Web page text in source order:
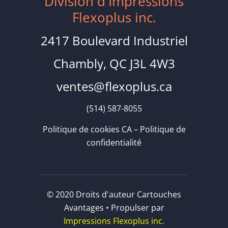
Flexoplus inc.
2417 Boulevard Industriel
Chambly, QC J3L 4W3
ventes@flexoplus.ca
(514) 587-8055
Politique de cookies CA– Politique de
confidentialité
© 2020 Droits d'auteur Cartouches
Avantages • Propulser par
Impressions Flexoplus inc.